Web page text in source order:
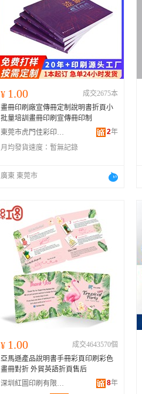
¥ 1.00
成交2675本
畫冊印刷廠宣傳冊定制說明書折頁小
批量培訓畫冊印刷宣傳冊印制
東莞市虎門佳彩印務有限公司
2年
月均發貨速度： 暫無記錄
廣東 東莞市
¥ 1.00
成交4643570個
亞馬遜產品說明書手冊彩頁印刷彩色
畫冊對折 外貿英語折頁售后
深圳紅圖印刷有限公司
8年